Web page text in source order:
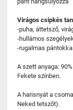
Virágos csipkés
-puha, áttetsző,
-hullámos
-rugalmas pántokkal
A szett anyaga:
Fekete színben.
A harisnyát a
Neked tetszőt).